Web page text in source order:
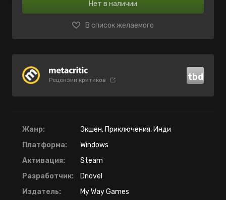
Нет в наличии
В список желаемого
Рецензии критиков tbd
Жанр:
Экшен, Приключения, Инди
Платформа:
Windows
Активация:
Steam
Разработчик:
Dnovel
Издатель:
My Way Games